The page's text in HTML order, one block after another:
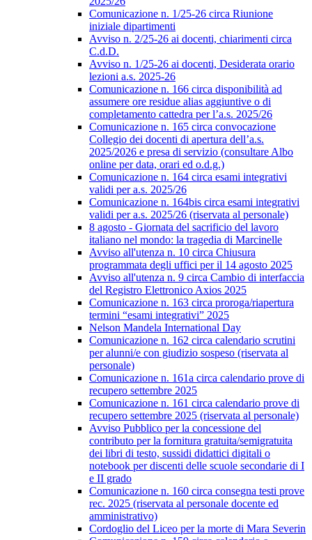
Comunicazione n. 1/25-26 circa Riunione
iniziale dipartimenti
Avviso n. 2/25-26 ai docenti, chiarimenti circa
C.d.D.
Avviso n. 1/25-26 ai docenti, Desiderata orario
lezioni a.s. 2025-26
Comunicazione n. 166 circa disponibilità ad
assumere ore residue alias aggiuntive o di
completamento cattedra per l’a.s. 2025/26
Comunicazione n. 165 circa convocazione
Collegio dei docenti di apertura dell’a.s.
2025/2026 e presa di servizio (consultare Albo
online per data, orari ed o.d.g.)
Comunicazione n. 164 circa esami integrativi
validi per a.s. 2025/26
Comunicazione n. 164bis circa esami integrativi
validi per a.s. 2025/26 (riservata al personale)
8 agosto - Giornata del sacrificio del lavoro
italiano nel mondo: la tragedia di Marcinelle
Avviso all'utenza n. 10 circa Chiusura
programmata degli uffici per il 14 agosto 2025
Avviso all'utenza n. 9 circa Cambio di interfaccia
del Registro Elettronico Axios 2025
Comunicazione n. 163 circa proroga/riapertura
termini “esami integrativi” 2025
Nelson Mandela International Day
Comunicazione n. 162 circa calendario scrutini
per alunni/e con giudizio sospeso (riservata al
personale)
Comunicazione n. 161a circa calendario prove di
recupero settembre 2025
Comunicazione n. 161 circa calendario prove di
recupero settembre 2025 (riservata al personale)
Avviso Pubblico per la concessione del
contributo per la fornitura gratuita/semigratuita
dei libri di testo, sussidi didattici digitali o
notebook per discenti delle scuole secondarie di I
e II grado
Comunicazione n. 160 circa consegna testi prove
rec. 2025 (riservata al personale docente ed
amministrativo)
Cordoglio del Liceo per la morte di Mara Severin